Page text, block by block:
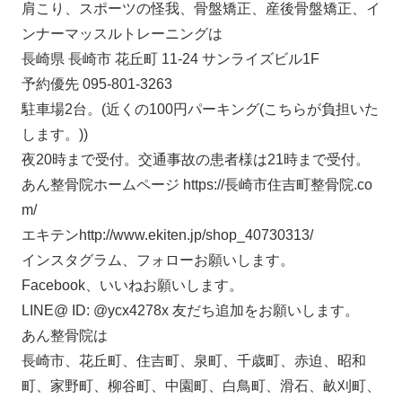
肩こり、スポーツの怪我、骨盤矯正、産後骨盤矯正、イ
ンナーマッスルトレーニングは
長崎県 長崎市 花丘町 11-24 サンライズビル1F
予約優先 095-801-3263
駐車場2台。(近くの100円パーキング(こちらが負担いた
します。))
夜20時まで受付。交通事故の患者様は21時まで受付。
あん整骨院ホームページ https://長崎市住吉町整骨院.co
m/
エキテンhttp://www.ekiten.jp/shop_40730313/
インスタグラム、フォローお願いします。
Facebook、いいねお願いします。
LINE@ ID: @ycx4278x 友だち追加をお願いします。
あん整骨院は
長崎市、花丘町、住吉町、泉町、千歳町、赤迫、昭和
町、家野町、柳谷町、中園町、白鳥町、滑石、畝刈町、